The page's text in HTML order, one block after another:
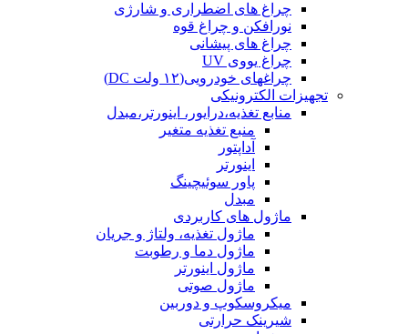
چراغ های اضطراری و شارژی
نورافکن و چراغ قوه
چراغ های پیشانی
چراغ یووی UV
چراغهای خودرویی(۱۲ ولت DC)
تجهیزات الکترونیکی
منابع تغذیه،درایور، اینورتر،مبدل
منبع تغذیه متغیر
آداپتور
اینورتر
پاور سوئیچینگ
مبدل
ماژول های کاربردی
ماژول تغذیه، ولتاژ و جریان
ماژول دما و رطوبت
ماژول اینورتر
ماژول صوتی
میکروسکوپ و دوربین
شیرینک حرارتی